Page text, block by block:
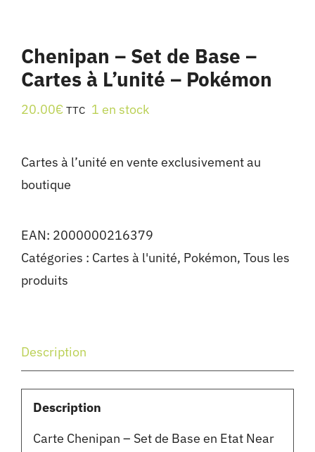
Chenipan – Set de Base –
Cartes à L’unité – Pokémon
20.00€ TTC 1 en stock
Cartes à l’unité en vente exclusivement au
boutique
EAN: 2000000216379
Catégories : Cartes à l'unité, Pokémon, Tous les
produits
Description
Description
Carte Chenipan – Set de Base en Etat Near